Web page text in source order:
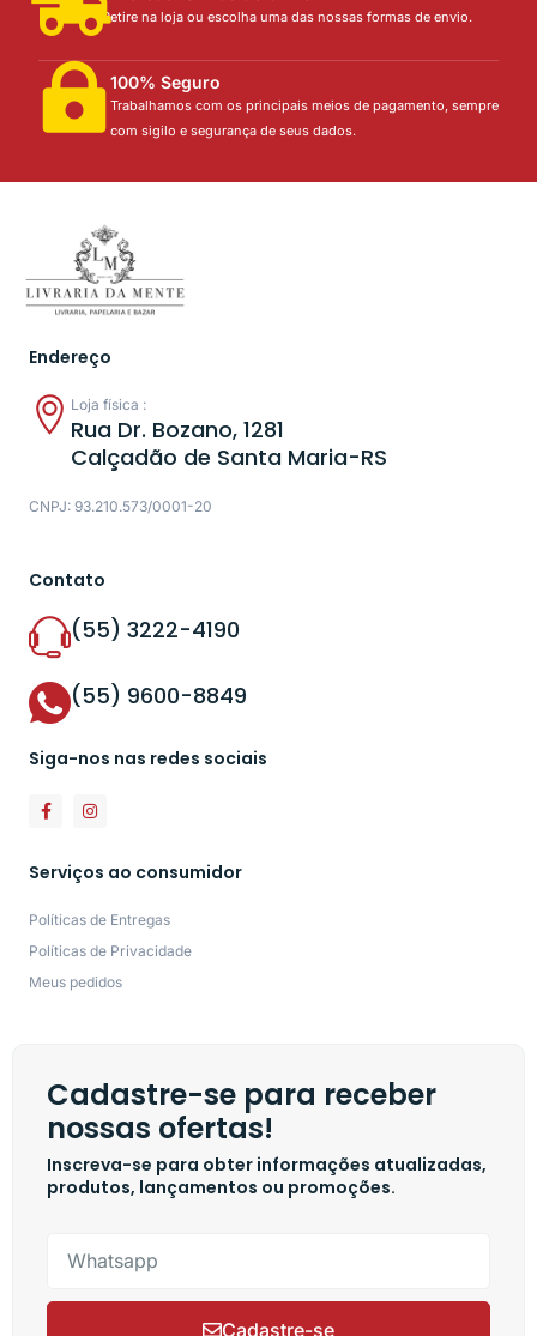
Retire na loja ou escolha uma das nossas formas de envio.
100% Seguro
Trabalhamos com os principais meios de pagamento, sempre
com sigilo e segurança de seus dados.
Endereço
Loja física :
Rua Dr. Bozano, 1281
Calçadão de Santa Maria-RS
CNPJ: 93.210.573/0001-20
Contato
(55) 3222-4190
(55) 9600-8849
Siga-nos nas redes sociais
Serviços ao consumidor
Políticas de Entregas
Políticas de Privacidade
Meus pedidos
Cadastre-se para receber
nossas ofertas!
Inscreva-se para obter informações atualizadas,
produtos, lançamentos ou promoções.
Cadastre-se